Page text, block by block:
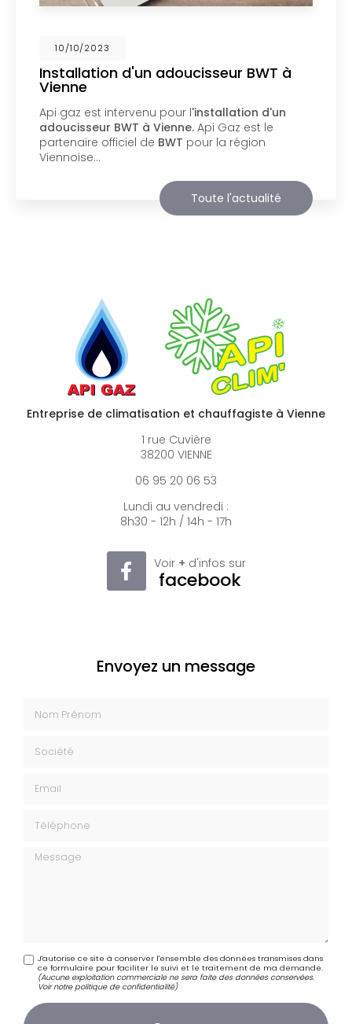
02/10/2023
Nouveau support de communication
web
Api Gaz à Viennevous présente son nouveau
support de communication web réalisé par la
sociétéBIIM COM . Vous souhaitant une
agréable visite, si vous avez besoin…
Toute l'actualité
Entreprise de climatisation et chauffagiste à Vienne
1 rue Cuvière
38200 VIENNE
06 95 20 06 53
Lundi au vendredi :
8h30 - 12h / 14h - 17h
Voir + d'infos sur
facebook
Envoyez un message
Message
J'autorise ce site à conserver l'ensemble des données transmises dans
ce formulaire pour faciliter le suivi et le traitement de ma demande.
(Aucune exploitation commerciale ne sera faite des données conservées.
Voir notrepolitique de confidentialité)